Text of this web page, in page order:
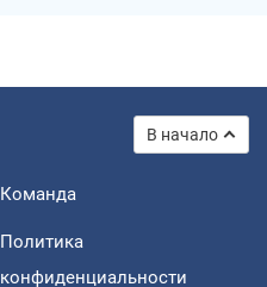
В начало
Команда
Политика
конфиденциальности